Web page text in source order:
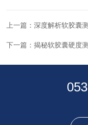
上一篇：深度解析软胶囊
下一篇：揭秘软胶囊硬度